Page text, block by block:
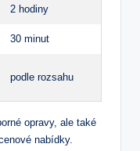
2 hodiny
30 minut
podle rozsahu
opravy, ale ‍také
nabídky.